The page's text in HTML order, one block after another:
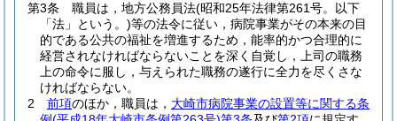
第3条
職員は，地方公務員法(昭和25年法律第261号。以下
「法」という。)等の法令に従い，病院事業がその本来の目
的である公共の福祉を増進するため，能率的かつ合理的に
経営されなければならないことを深く自覚し，上司の職務
上の命令に服し，与えられた職務の遂行に全力を尽くさな
ければならない。
2
前項のほか，職員は， 大崎市病院事業の設置等に関する条